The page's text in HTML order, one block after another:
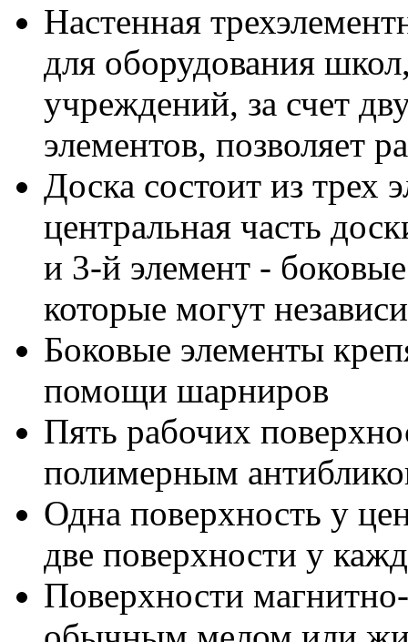
Настенная
для оборудования
учреждений, за счет
элементов, позволяет
Доска состоит из трех
центральная часть
и 3-й элемент -
которые могут
Боковые элементы
помощи шарниров
Пять рабочих
полимерным
Одна поверхность у
две поверхности у
Поверхности